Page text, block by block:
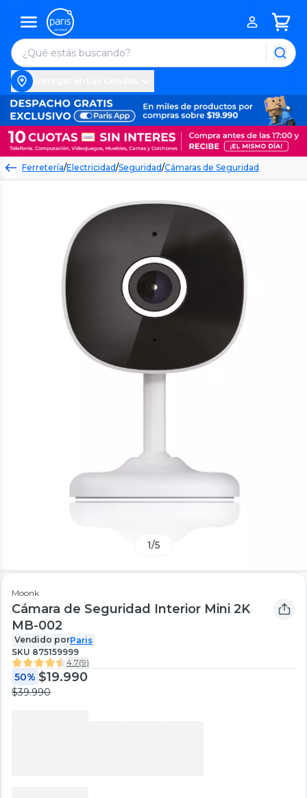
Ferretería/Electricidad/Seguridad/Cámaras de Seguridad
1/5
Moonk
Cámara de Seguridad Interior Mini 2K
MB-002
Vendido porParis
SKU 875159999
4.7(9)
50% $19.990
$39.990